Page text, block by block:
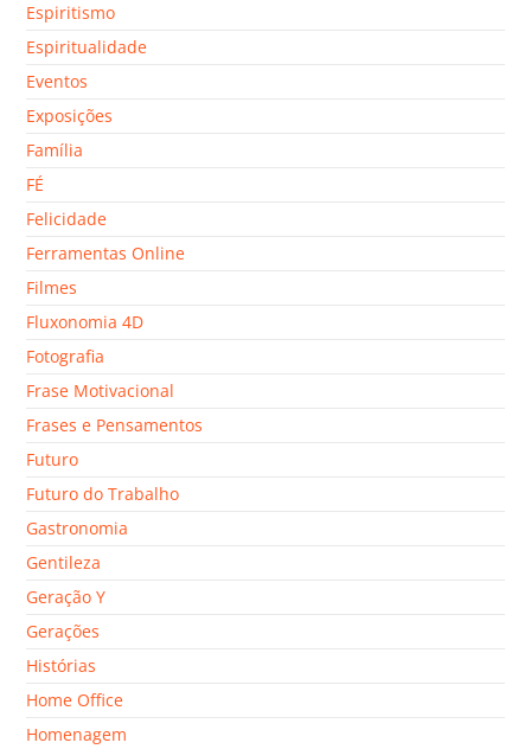
Espiritismo
Espiritualidade
Eventos
Exposições
Família
FÉ
Felicidade
Ferramentas Online
Filmes
Fluxonomia 4D
Fotografia
Frase Motivacional
Frases e Pensamentos
Futuro
Futuro do Trabalho
Gastronomia
Gentileza
Geração Y
Gerações
Histórias
Home Office
Homenagem